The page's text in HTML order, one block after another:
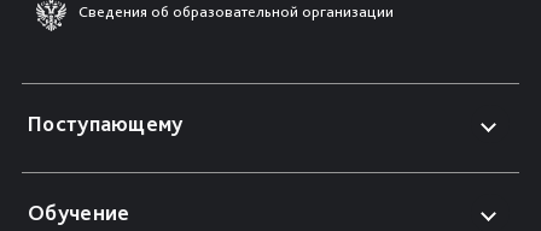
Сведения об образовательной организации
Поступающему
Обучение